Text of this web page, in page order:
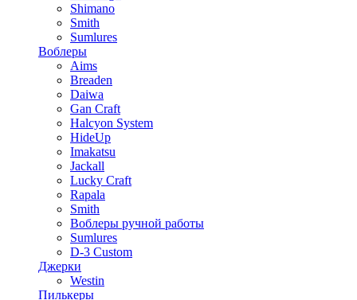
Shimano
Smith
Sumlures
Воблеры
Aims
Breaden
Daiwa
Gan Craft
Halcyon System
HideUp
Imakatsu
Jackall
Lucky Craft
Rapala
Smith
Воблеры ручной работы
Sumlures
D-3 Custom
Джерки
Westin
Пилькеры